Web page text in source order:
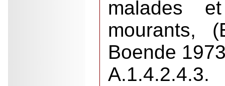
malades
mourants,
Boende